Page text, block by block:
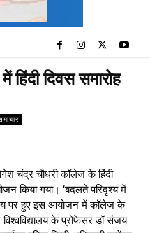
दिवस समारोह
चंद्र चौधरी कॉलेज के हिंदी
किया गया। ‘बदलते परिदृश्य में
पर हुए इस आयोजन में कॉलेज के
विश्वविद्यालय के प्रोफेसर डॉ संजय